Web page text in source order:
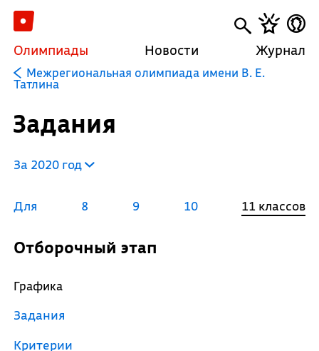
Олимпиады Новости Журнал
Межрегиональная олимпиада имени В. Е.
Татлина
Задания
За 2020 год
Для 8 9 10 11 классов
Отборочный этап
Графика
Задания
Критерии